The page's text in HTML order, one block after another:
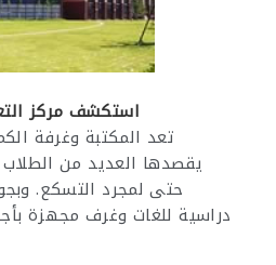
استكشف مركز
تعد المكتبة وغرفة
يقصدها العديد من الطلاب
حتى لمجرد التسكع.
دراسية للغات وغرف مجهزة